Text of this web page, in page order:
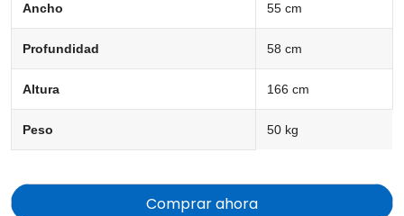
Ancho 55 cm
Profundidad 58 cm
Altura 166 cm
Peso 50 kg
Comprar ahora